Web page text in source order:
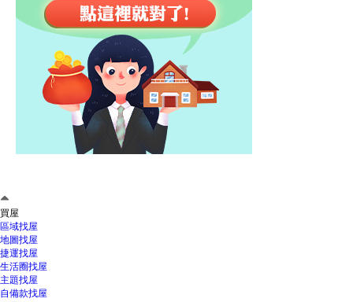
買屋
區域找屋
地圖找屋
捷運找屋
生活圈找屋
主題找屋
自備款找屋